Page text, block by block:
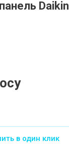
Daikin
в один клик